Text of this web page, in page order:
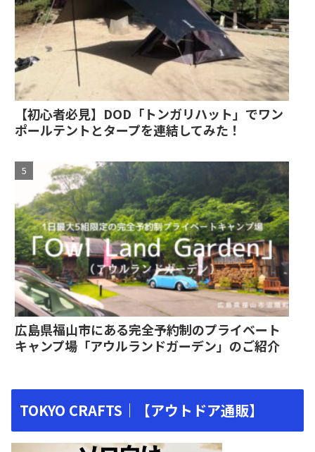
【初心者必見】DOD「トンガリハット」でワン
ポールテントとタープを連結してみた！
広島県福山市にある完全予約制のプライベート
キャンプ場「アウルランドガーデン」のご紹介
TOKYO CRAFTS｜【アウトドア通販】